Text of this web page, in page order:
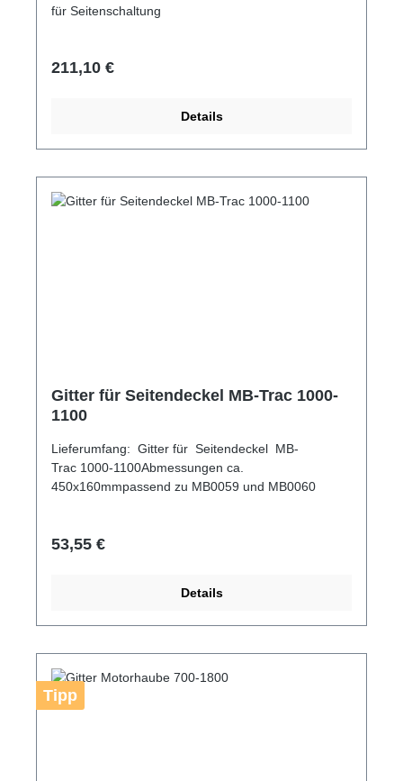
für Seitenschaltung
Regulärer Preis:
211,10 €
Details
Gitter für Seitendeckel MB-Trac 1000-
1100
Lieferumfang: Gitter für Seitendeckel MB-
Trac 1000-1100Abmessungen ca.
450x160mmpassend zu MB0059 und MB0060
Regulärer Preis:
53,55 €
Details
Tipp